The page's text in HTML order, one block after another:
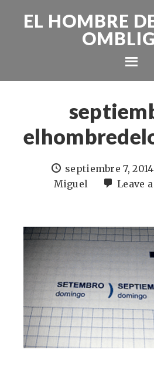
EL HOMBRE
septiembre 7, 2014
Miguel
Leave